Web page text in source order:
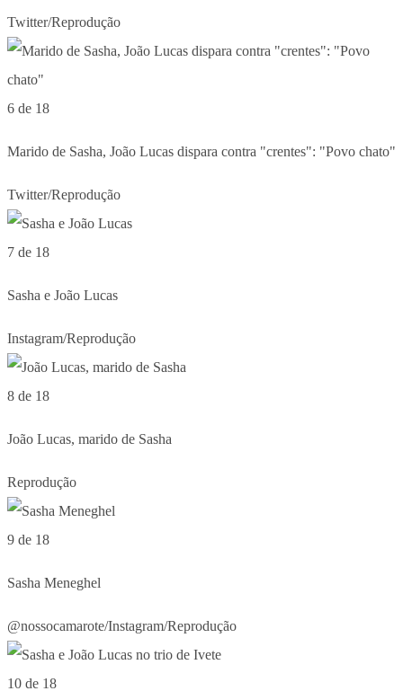
Twitter/Reprodução
6 de 18
Marido de Sasha, João Lucas dispara contra "crentes": "Povo chato"
Twitter/Reprodução
7 de 18
Sasha e João Lucas
Instagram/Reprodução
8 de 18
João Lucas, marido de Sasha
Reprodução
9 de 18
Sasha Meneghel
@nossocamarote/Instagram/Reprodução
10 de 18